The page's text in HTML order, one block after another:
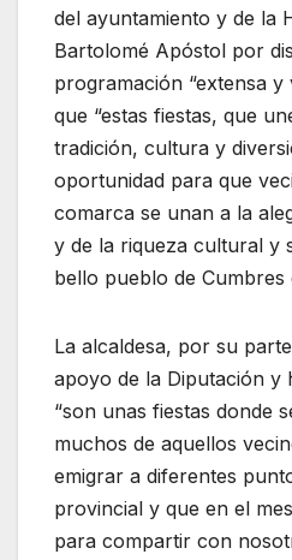
del ayuntamiento y de la
Bartolomé Apóstol por
programación “extensa y
que “estas fiestas, que
tradición, cultura y
oportunidad para que
comarca se unan a la
y de la riqueza cultural y
bello pueblo de Cumbres
La alcaldesa, por su
apoyo de la Diputación y
“son unas fiestas donde
muchos de aquellos
emigrar a diferentes
provincial y que en el
para compartir con